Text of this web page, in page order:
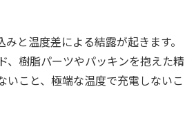
と温度差による結露が起きます。
、樹脂パーツやパッキンを抱えた精
いこと、極端な温度で充電しないこ